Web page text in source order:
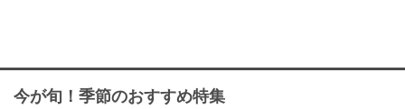
今が旬！季節のおすすめ特集